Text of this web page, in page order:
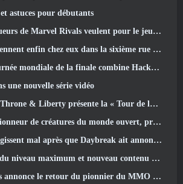
astuces pour débutants
de Marvel Rivals veulent pour le jeu 2026
eux dans la sixième rue dans la version Zenless Zone Zero 2.6 Mise à jour
de la finale combine Hackout et lasers orbitaux
une nouvelle série vidéo
présente la « Tour de la cupidité » générée aléatoirement
de créatures du monde ouvert, prend les bonnes notes
Daybreak ait annoncé son intention de sauter les feuilles de route pour EverQuest et EQ2
et nouveau contenu révélé dans Phantasy Star Online 2: Flux de vagues de titres NGS
le retour du pionnier du MMO Jack Emmert en tant que PDG